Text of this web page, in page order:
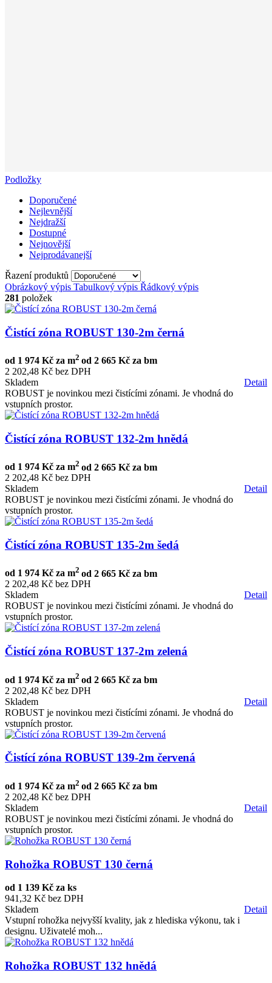
Podložky
Doporučené
Nejlevnější
Nejdražší
Dostupné
Nejnovější
Nejprodávanejší
Řazení produktů
Obrázkový výpis Tabulkový výpis Řádkový výpis
281 položek
Čistící zóna ROBUST 130-2m černá
od 1 974 Kč za m2 od 2 665 Kč za bm
2 202,48 Kč bez DPH
Detail
Skladem
ROBUST je novinkou mezi čistícími zónami. Je vhodná do
vstupních prostor.
Čistící zóna ROBUST 132-2m hnědá
od 1 974 Kč za m2 od 2 665 Kč za bm
2 202,48 Kč bez DPH
Detail
Skladem
ROBUST je novinkou mezi čistícími zónami. Je vhodná do
vstupních prostor.
Čistící zóna ROBUST 135-2m šedá
od 1 974 Kč za m2 od 2 665 Kč za bm
2 202,48 Kč bez DPH
Detail
Skladem
ROBUST je novinkou mezi čistícími zónami. Je vhodná do
vstupních prostor.
Čistící zóna ROBUST 137-2m zelená
od 1 974 Kč za m2 od 2 665 Kč za bm
2 202,48 Kč bez DPH
Detail
Skladem
ROBUST je novinkou mezi čistícími zónami. Je vhodná do
vstupních prostor.
Čistící zóna ROBUST 139-2m červená
od 1 974 Kč za m2 od 2 665 Kč za bm
2 202,48 Kč bez DPH
Detail
Skladem
ROBUST je novinkou mezi čistícími zónami. Je vhodná do
vstupních prostor.
Rohožka ROBUST 130 černá
od 1 139 Kč za ks
941,32 Kč bez DPH
Detail
Skladem
Vstupní rohožka nejvyšší kvality, jak z hlediska výkonu, tak i
designu. Uživatelé moh...
Rohožka ROBUST 132 hnědá